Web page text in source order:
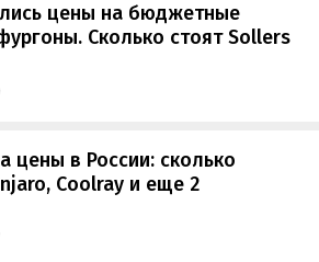
цены на бюджетные
Сколько стоят Sollers
цены в России: сколько
Coolray и еще 2